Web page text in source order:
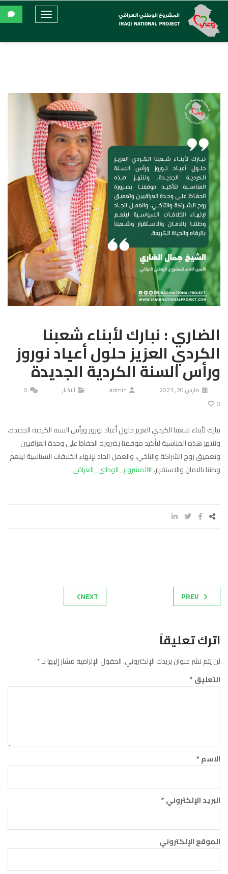
الضاري : نبارك لأبناء شعبنا
الكردي العزيز حلول أعياد نوروز
ورأس السنة الكردية الجديدة
مارس 20, 2023 admin الاخبار
0
0
نبارك لأبناء شعبنا الكردي العزيز حلول أعياد نوروز ورأس السنة الكردية الجديدة،
وننتهز هذه المناسبة لتأكيد موقفنا بضرورة الحفاظ على وحدة العراقيين
وتعميق روح الشراكة والتآخي، والعمل الجاد لإنهاء الخلافات السياسية لينعم
وطننا بالامان والاستقرار.#المشروع_الوطني_العراقي
PREV
NEXT
اترك تعليقاً
لن يتم نشر عنوان بريدك الإلكتروني.الحقول الإلزامية مشار إليها بـ*
التعليق*
الاسم*
البريد الإلكتروني*
الموقع الإلكتروني